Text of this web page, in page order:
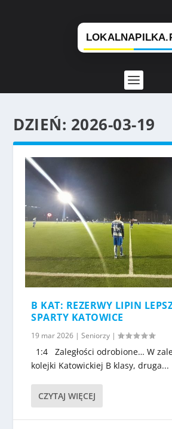
DZIEŃ: 2026-03-19
B KAT: REZERWY LIPIN
SPARTY KATOWICE
19 mar 2026 |Seniorzy |
1:4 Zaległości odrobione… W
kolejki Katowickiej B klasy, druga...
CZYTAJ WIĘCEJ